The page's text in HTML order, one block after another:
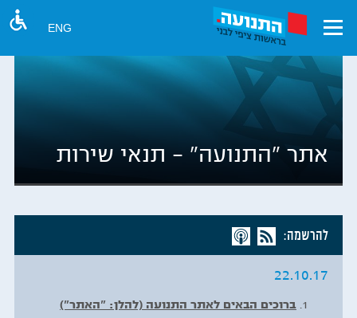
ENG
אתר "התנועה" – תנאי שירות
להרשמה:
22.10.17
ברוכים הבאים לאתר התנועה (להלן: "האתר")